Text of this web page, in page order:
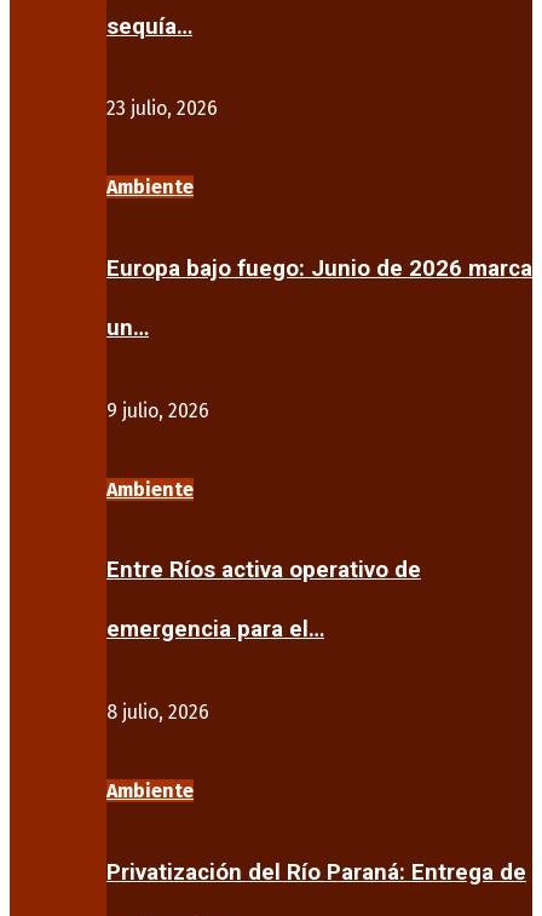
sequía…
23 julio, 2026
Ambiente
Europa bajo fuego: Junio de 2026 marca
un…
9 julio, 2026
Ambiente
Entre Ríos activa operativo de
emergencia para el…
8 julio, 2026
Ambiente
Privatización del Río Paraná: Entrega de